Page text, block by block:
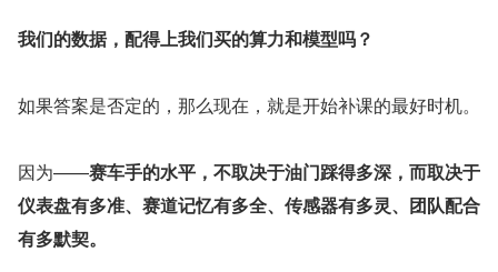
我们的数据，配得上我们买的算力和模型吗？
如果答案是否定的，那么现在，就是开始补课的最好时机。
因为——赛车手的水平，不取决于油门踩得多深，而取决于
仪表盘有多准、赛道记忆有多全、传感器有多灵、团队配合
有多默契。